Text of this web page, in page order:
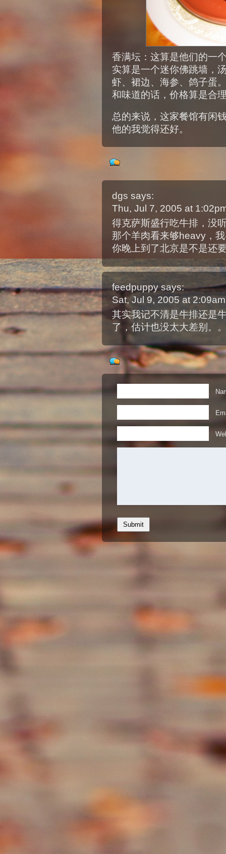
香满坛：这算是他们的一
实算是一个迷你佛跳墙，
虾、裙边、海参、鸽子蛋
和味道的话，价格算是合
总的来说，这家餐馆有闲
他的我觉得还好。
dgs says:
Thu, Jul 7, 2005 at
得克萨斯盛行吃牛排，没
那个羊肉看来够heavy，
你晚上到了北京是不是还
feedpuppy says:
Sat, Jul 9, 2005 at
其实我记不清是牛排还是
了，估计也没太大差别。